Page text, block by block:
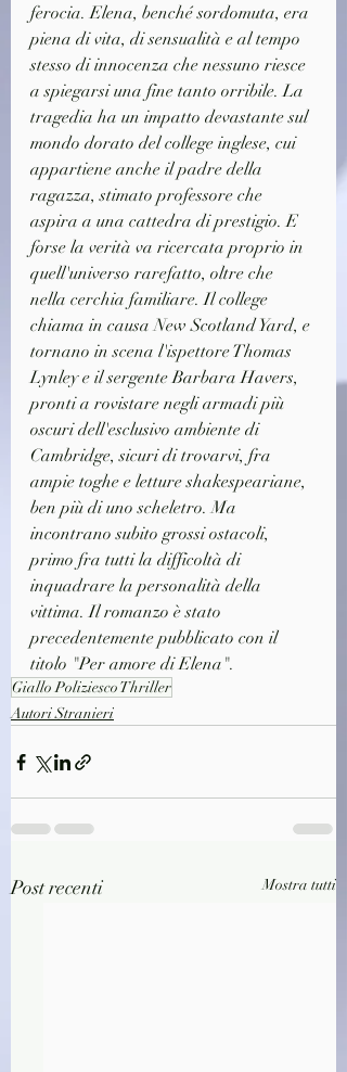
ferocia. Elena, benché sordomuta, era
piena di vita, di sensualità e al tempo
stesso di innocenza che nessuno riesce
a spiegarsi una fine tanto orribile. La
tragedia ha un impatto devastante sul
mondo dorato del college inglese, cui
appartiene anche il padre della
ragazza, stimato professore che
aspira a una cattedra di prestigio. E
forse la verità va ricercata proprio in
quell'universo rarefatto, oltre che
nella cerchia familiare. Il college
chiama in causa New Scotland Yard, e
tornano in scena l'ispettore Thomas
Lynley e il sergente Barbara Havers,
pronti a rovistare negli armadi più
oscuri dell'esclusivo ambiente di
Cambridge, sicuri di trovarvi, fra
ampie toghe e letture shakespeariane,
ben più di uno scheletro. Ma
incontrano subito grossi ostacoli,
primo fra tutti la difficoltà di
inquadrare la personalità della
vittima. Il romanzo è stato
precedentemente pubblicato con il
titolo "Per amore di Elena".
Giallo Poliziesco Thriller
Autori Stranieri
Post recenti Mostra tutti